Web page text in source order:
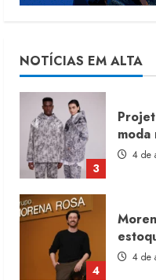
NOTÍCIAS EM ALTA
2
4 de
3
moda
4 de
4
4 de